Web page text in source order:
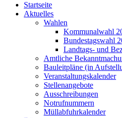
Startseite
Aktuelles
Wahlen
Kommunalwahl
Bundestagswahl
Landtags- und
Amtliche
Bauleitpläne (in
Veranstaltungskalender
Stellenangebote
Ausschreibungen
Notrufnummern
Müllabfuhrkalender